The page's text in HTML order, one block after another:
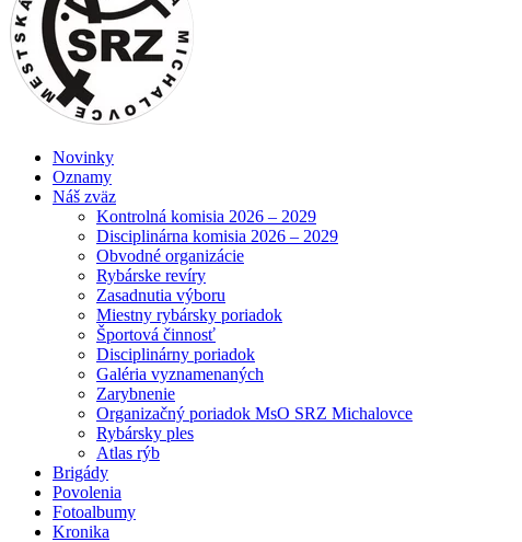
Novinky
Oznamy
Náš zväz
Kontrolná komisia 2026 – 2029
Disciplinárna komisia 2026 – 2029
Obvodné organizácie
Rybárske revíry
Zasadnutia výboru
Miestny rybársky poriadok
Športová činnosť
Disciplinárny poriadok
Galéria vyznamenaných
Zarybnenie
Organizačný poriadok MsO SRZ Michalovce
Rybársky ples
Atlas rýb
Brigády
Povolenia
Fotoalbumy
Kronika